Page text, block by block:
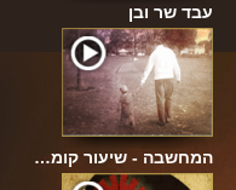
עבד שר ובן
המחשבה - שיעור קומ…